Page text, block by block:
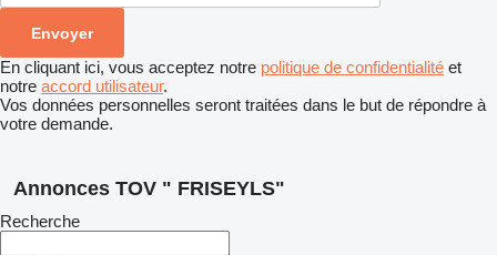
En cliquant ici, vous acceptez notre politique de confidentialité et
notre accord utilisateur.
Vos données personnelles seront traitées dans le but de répondre à
votre demande.
Annonces TOV " FRISEYLS"
Recherche